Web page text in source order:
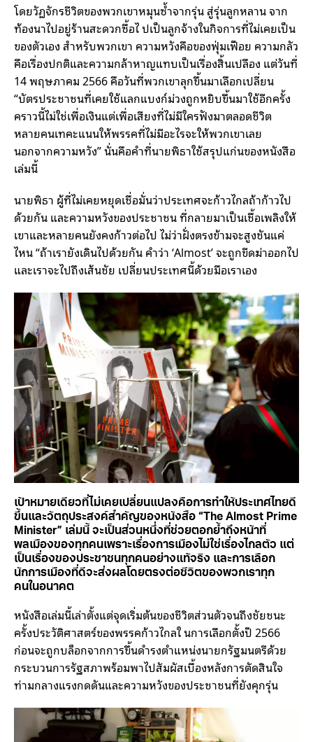
โดยวัฏจักรชีวิตของพวกเขาหมุนซ้ำจากรุ่น สู่รุ่นลูกหลาน จาก
ท้องนาไปอยู่ร้านสะดวกซื้อไ ปเป็นลูกจ้างในกิจการที่ไม่เคยเป็น
ของตัวเอง สำหรับพวกเขา ความหวังคือของฟุ่มเฟือย ความกลัว
คือเรื่องปกติและความกล้าหาญแทบเป็นเรื่องสิ้นเปลือง แต่วันที่
14 พฤษภาคม 2566 คือวันที่พวกเขาลุกขึ้นมาเลือกเปลี่ยน
“บัตรประชาชนที่เคยใช้แลกแบงก์ม่วงถูกหยิบขึ้นมาใช้อีกครั้ง
คราวนี้ไม่ใช่เพื่อเงินแต่เพื่อเสียงที่ไม่มีใครฟังมาตลอดชีวิต
หลายคนเทคะแนนให้พรรคที่ไม่มีอะไรจะให้พวกเขาเลย
นอกจากความหวัง” นั่นคือคำที่นายพิธาใช้สรุปแก่นของหนังสือ
เล่มนี้
นายพิธา ผู้ที่ไม่เคยหยุดเชื่อมั่นว่าประเทศจะก้าวไกลถ้าก้าวไป
ด้วยกัน และความหวังของประชาชน ที่กลายมาเป็นเชื้อเพลิงให้
เขาและหลายคนยังคงก้าวต่อไป ไม่ว่าฝั่งตรงข้ามจะสูงชันแค่
ไหน “ถ้าเรายังเดินไปด้วยกัน คำว่า ‘Almost’ จะถูกขีดฆ่าออกไป
และเราจะไปถึงเส้นชัย เปลี่ยนประเทศนี้ด้วยมือเราเอง
เป้าหมายเดียวที่ไม่เคยเปลี่ยนแปลงคือการทำให้ประเทศไทยดี
ขึ้นและวัตถุประสงค์สำคัญของหนังสือ “The Almost Prime
Minister” เล่มนี้ จะเป็นส่วนหนึ่งที่ช่วยตอกย้ำถึงหน้าที่
พลเมืองของทุกคนเพราะเรื่องการเมืองไม่ใช่เรื่องไกลตัว แต่
เป็นเรื่องของประชาชนทุกคนอย่างแท้จริง และการเลือก
นักการเมืองที่ดีจะส่งผลโดยตรงต่อชีวิตของพวกเราทุก
คนในอนาคต
หนังสือเล่มนี้เล่าตั้งแต่จุดเริ่มต้นของชีวิตส่วนตัวจนถึงชัยชนะ
ครั้งประวัติศาสตร์ของพรรคก้าวไกลใ นการเลือกตั้งปี 2566
ก่อนจะถูกบล็อกจากการขึ้นดำรงตำแหน่งนายกรัฐมนตรีด้วย
กระบวนการรัฐสภาพร้อมพาไปสัมผัสเบื้องหลังการตัดสินใจ
ท่ามกลางแรงกดดันและความหวังของประชาชนที่ยังคุกรุ่น